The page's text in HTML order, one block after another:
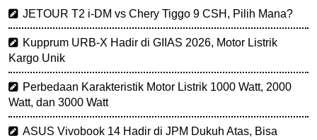
JETOUR T2 i-DM vs Chery Tiggo 9 CSH, Pilih Mana?
Kupprum URB-X Hadir di GIIAS 2026, Motor Listrik
Kargo Unik
Perbedaan Karakteristik Motor Listrik 1000 Watt, 2000
Watt, dan 3000 Watt
ASUS Vivobook 14 Hadir di JPM Dukuh Atas, Bisa